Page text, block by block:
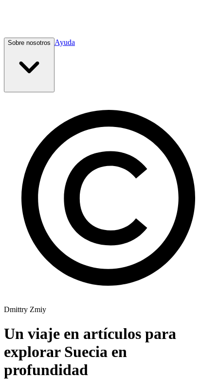
Sobre nosotros Ayuda
Dmittry Zmiy
Un viaje en artículos para
explorar Suecia en
profundidad